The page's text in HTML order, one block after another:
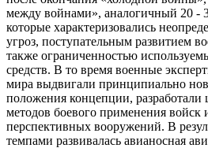
между войнами», аналогичный 20 -
которые характеризовались
угроз, поступательным развитием
также ограниченностью
средств. В то время военные
мира выдвигали принципиально
положения концепции, разработали
методов боевого применения войск
перспективных вооружений. В
темпами развивалась авианосная